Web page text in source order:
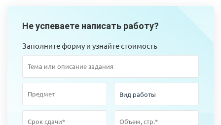
Не успеваете написать работу?
Заполните форму и узнайте стоимость